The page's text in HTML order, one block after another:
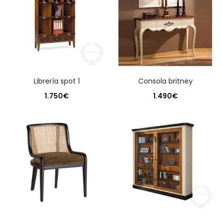
librería spot 1
1.750€
consola britney
1.490€